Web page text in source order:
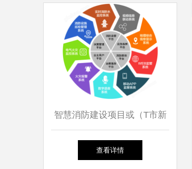
智慧消防建设项目或（T市新
开发区）物联网消防远程监控
查看详情